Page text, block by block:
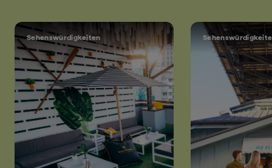
Sehenswürdigkeiten